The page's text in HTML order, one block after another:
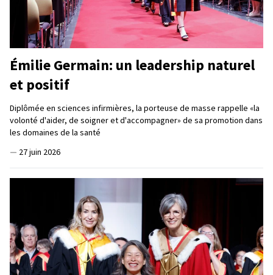
Émilie Germain: un leadership naturel
et positif
Diplômée en sciences infirmières, la porteuse de masse rappelle «la
volonté d'aider, de soigner et d'accompagner» de sa promotion dans
les domaines de la santé
— 27 juin 2026